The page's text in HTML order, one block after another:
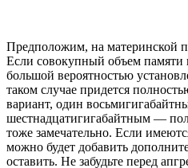
Предположим, на материнской
Если совокупный объем
большой вероятностью
таком случае придется
вариант, один
шестнадцатигигабайтным —
тоже замечательно. Если
можно будет добавить
оставить. Не забудьте перед